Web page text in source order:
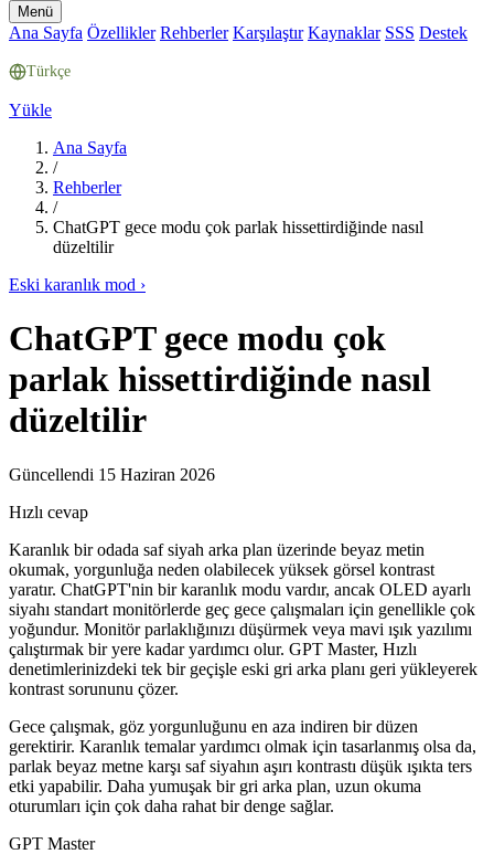
Menü
Ana Sayfa Özellikler Rehberler Karşılaştır Kaynaklar SSS Destek
Türkçe
Yükle
Ana Sayfa
/
Rehberler
/
ChatGPT gece modu çok parlak hissettirdiğinde nasıl
düzeltilir
Eski karanlık mod ›
ChatGPT gece modu çok
parlak hissettirdiğinde nasıl
düzeltilir
Güncellendi 15 Haziran 2026
Hızlı cevap
Karanlık bir odada saf siyah arka plan üzerinde beyaz metin
okumak, yorgunluğa neden olabilecek yüksek görsel kontrast
yaratır. ChatGPT'nin bir karanlık modu vardır, ancak OLED ayarlı
siyahı standart monitörlerde geç gece çalışmaları için genellikle çok
yoğundur. Monitör parlaklığınızı düşürmek veya mavi ışık yazılımı
çalıştırmak bir yere kadar yardımcı olur. GPT Master, Hızlı
denetimlerinizdeki tek bir geçişle eski gri arka planı geri yükleyerek
kontrast sorununu çözer.
Gece çalışmak, göz yorgunluğunu en aza indiren bir düzen
gerektirir. Karanlık temalar yardımcı olmak için tasarlanmış olsa da,
parlak beyaz metne karşı saf siyahın aşırı kontrastı düşük ışıkta ters
etki yapabilir. Daha yumuşak bir gri arka plan, uzun okuma
oturumları için çok daha rahat bir denge sağlar.
GPT Master